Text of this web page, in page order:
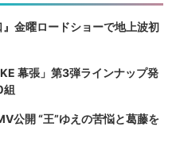
金曜ロードショーで地上波初
幕張」第3弾ラインナップ発
組
公開 “王”ゆえの苦悩と葛藤を